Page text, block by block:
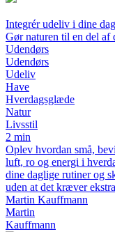
Integrér udeliv i dine
Gør naturen til en del af
Udendørs
Udendørs
Udeliv
Have
Hverdagsglæde
Natur
Livsstil
2 min
Oplev hvordan små,
luft, ro og energi i
dine daglige rutiner og
uden at det kræver
Martin Kauffmann
Martin
Kauffmann